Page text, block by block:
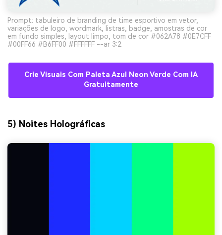
Prompt: tabuleiro de branding de time esportivo em vetor,
variações de logo, wordmark, listras, badge, amostras de cor
em fundo simples, layout limpo, tom de cor #062A78 #0E7CFF
#00FF66 #B6FF00 #FFFFFF --ar 3:2
Crie Visuais Com Paleta Azul Neon Verde Com IA
Gratuitamente
5) Noites Holográficas